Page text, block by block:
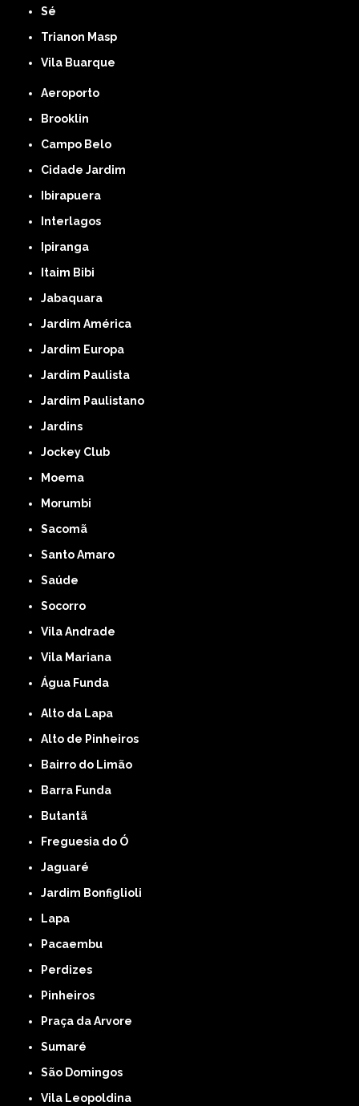
Sé
Trianon Masp
Vila Buarque
Aeroporto
Brooklin
Campo Belo
Cidade Jardim
Ibirapuera
Interlagos
Ipiranga
Itaim Bibi
Jabaquara
Jardim América
Jardim Europa
Jardim Paulista
Jardim Paulistano
Jardins
Jockey Club
Moema
Morumbi
Sacomã
Santo Amaro
Saúde
Socorro
Vila Andrade
Vila Mariana
Água Funda
Alto da Lapa
Alto de Pinheiros
Bairro do Limão
Barra Funda
Butantã
Freguesia do Ó
Jaguaré
Jardim Bonfiglioli
Lapa
Pacaembu
Perdizes
Pinheiros
Praça da Arvore
Sumaré
São Domingos
Vila Leopoldina